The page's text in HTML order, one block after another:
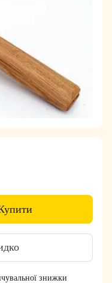
знижки